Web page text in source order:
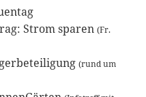
Strom sparen(Fr.
(rund um